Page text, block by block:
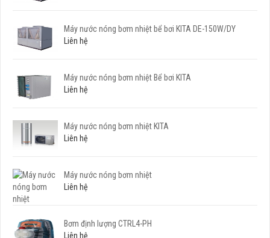
Máy nước nóng bơm nhiệt bể bơi KITA DE-150W/DY
Liên hệ
Máy nước nóng bơm nhiệt Bể bơi KITA
Liên hệ
Máy nước nóng bơm nhiệt KITA
Liên hệ
Máy nước nóng bơm nhiệt
Liên hệ
Bơm định lượng CTRL4-PH
Liên hệ